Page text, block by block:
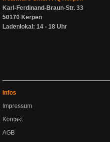
Karl-Ferdinand-Braun-Str. 33
50170 Kerpen
Ladenlokal: 14 - 18 Uhr
Infos
Impressum
Kontakt
AGB